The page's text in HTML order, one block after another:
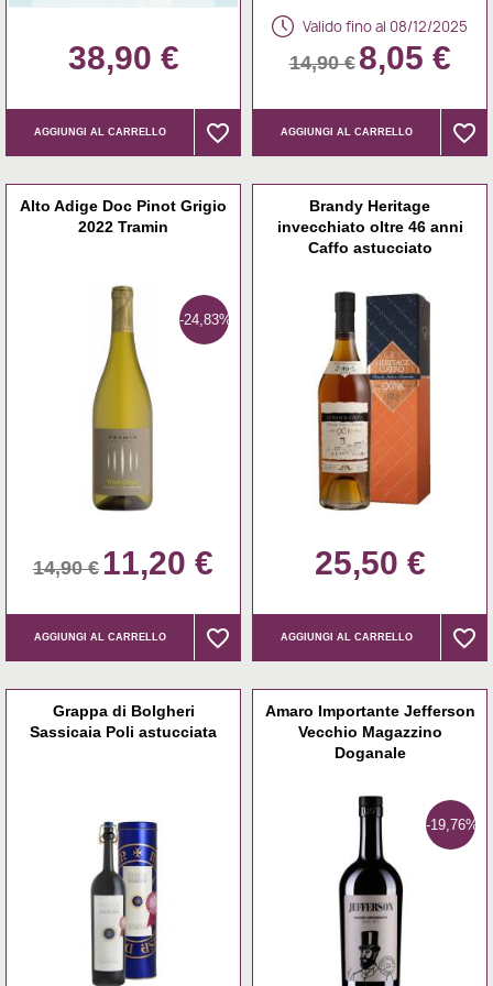
38,90 €
AGGIUNGI AL CARRELLO favorite_border
favorite_border
Valido fino al 08/12/2025
14,90 € 8,05 €
AGGIUNGI AL CARRELLO favorite_border
favorite_border
Alto Adige Doc Pinot Grigio
2022 Tramin
-24,83%
14,90 € 11,20 €
AGGIUNGI AL CARRELLO favorite_border
favorite_border
Brandy Heritage
invecchiato oltre 46 anni
Caffo astucciato
25,50 €
AGGIUNGI AL CARRELLO favorite_border
favorite_border
Grappa di Bolgheri
Sassicaia Poli astucciata
Amaro Importante Jefferson
Vecchio Magazzino
Doganale
-19,76%